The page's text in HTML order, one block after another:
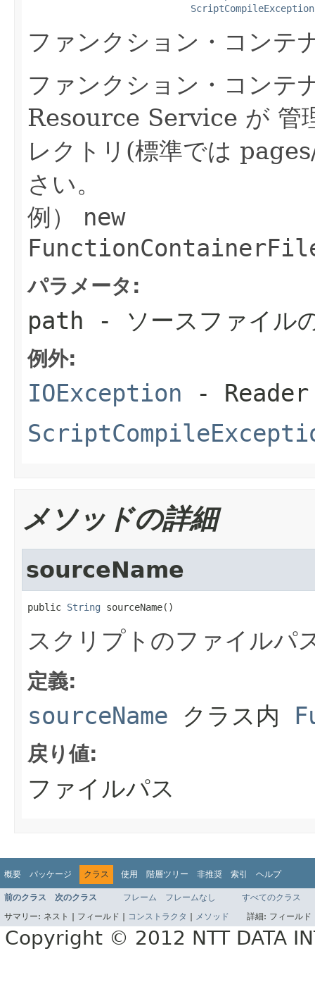
ScriptCompileException
ファンクション・コンテ
ファンクション・コンテ
Resource Service が 管
レクトリ(標準では
さい。
例） new
パラメータ:
path - ソースファイル
例外:
IOException - Reader
メソッドの詳細
sourceName
public String sourceName()
スクリプトのファイルパ
定義:
sourceName クラス内
戻り値:
ファイルパス
概要 パッケージ クラス 使用 階層ツリー 非推奨 索引 ヘルプ
前のクラス 次のクラス フレーム フレームなし
すべてのクラス
サマリー: ネスト | フィールド | コンストラクタ メソッド 詳細: フィール
Copyright © 2012 NTT DATA